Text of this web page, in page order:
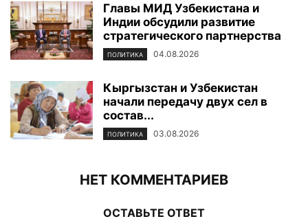
Главы МИД Узбекистана и
Индии обсудили развитие
стратегического партнерства
ПОЛИТИКА 04.08.2026
Кыргызстан и Узбекистан
начали передачу двух сел в
состав...
ПОЛИТИКА 03.08.2026
НЕТ КОММЕНТАРИЕВ
ОСТАВЬТЕ ОТВЕТ